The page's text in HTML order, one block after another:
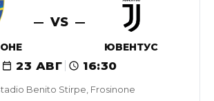
Benito Stirpe, Frosinone
VS
ЮВЕНТУС
23 АВГ 16:30